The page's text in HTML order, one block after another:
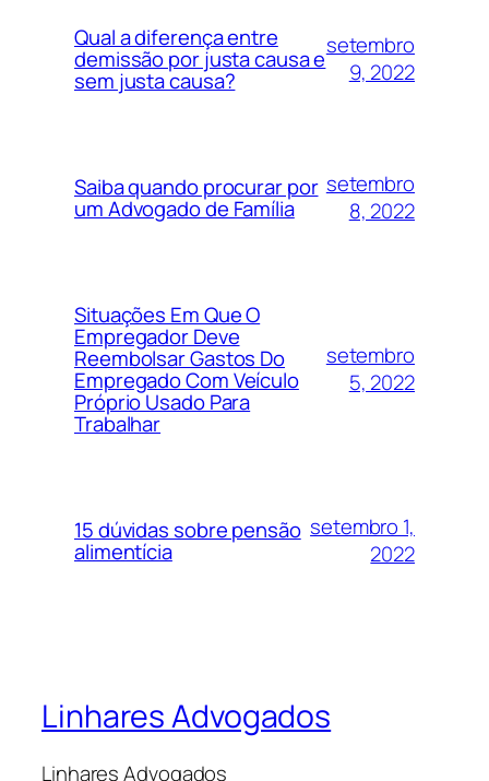
Qual a diferença entre
demissão por justa causa e
sem justa causa?
setembro
9, 2022
Saiba quando procurar por
um Advogado de Família
setembro
8, 2022
Situações Em Que O
Empregador Deve
Reembolsar Gastos Do
Empregado Com Veículo
Próprio Usado Para
Trabalhar
setembro
5, 2022
15 dúvidas sobre pensão
alimentícia
setembro 1,
2022
Linhares Advogados
Linhares Advogados